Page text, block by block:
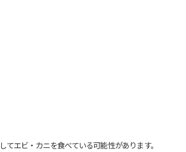
エビ・カニを食べている可能性があります。